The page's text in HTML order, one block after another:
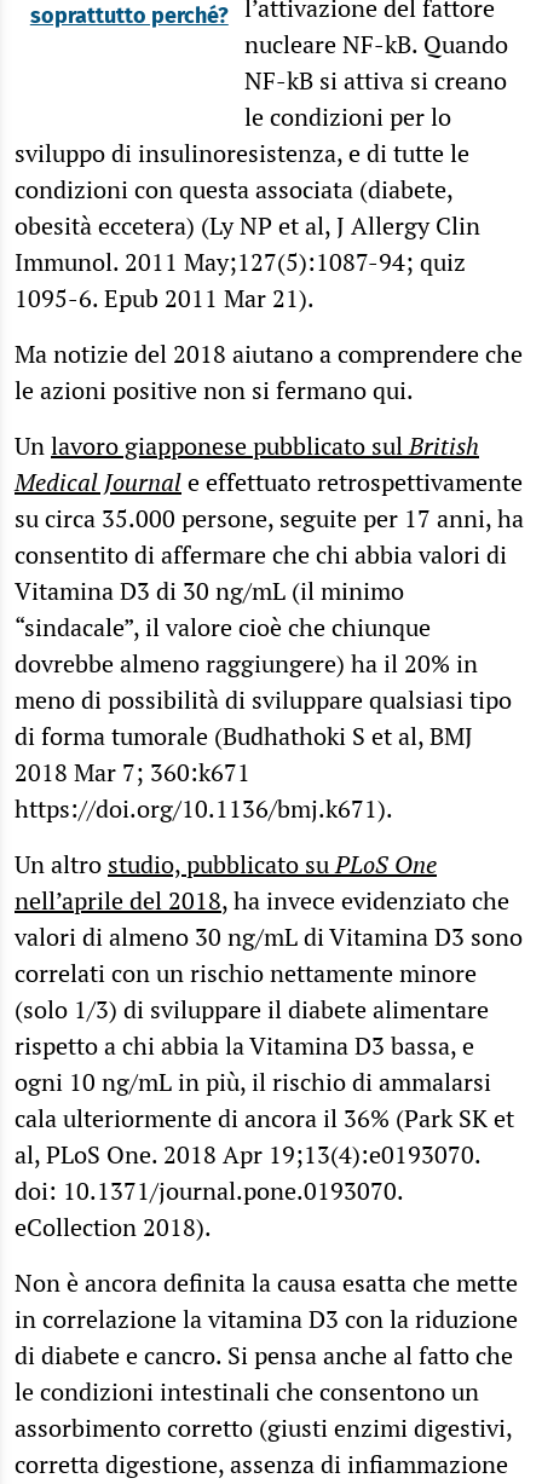
soprattutto perché?
l’attivazione del fattore
nucleare NF-kB. Quando
NF-kB si attiva si creano
le condizioni per lo
sviluppo di insulinoresistenza, e di tutte le
condizioni con questa associata (diabete,
obesità eccetera) (Ly NP et al, J Allergy Clin
Immunol. 2011 May;127(5):1087-94; quiz
1095-6. Epub 2011 Mar 21).
Ma notizie del 2018 aiutano a comprendere che
le azioni positive non si fermano qui.
Unlavoro giapponese pubblicato sulBritish
Medical Journale effettuato retrospettivamente
su circa 35.000 persone, seguite per 17 anni, ha
consentito di affermare che chi abbia valori di
Vitamina D3 di 30 ng/mL (il minimo
“sindacale”, il valore cioè che chiunque
dovrebbe almeno raggiungere) ha il 20% in
meno di possibilità di sviluppare qualsiasi tipo
di forma tumorale (Budhathoki S et al, BMJ
2018 Mar 7; 360:k671
https://doi.org/10.1136/bmj.k671).
Un altro studio, pubblicato suPLoS One
nell’aprile del 2018, ha invece evidenziato che
valori di almeno 30 ng/mL di Vitamina D3 sono
correlati con un rischio nettamente minore
(solo 1/3) di sviluppare il diabete alimentare
rispetto a chi abbia la Vitamina D3 bassa, e
ogni 10 ng/mL in più, il rischio di ammalarsi
cala ulteriormente di ancora il 36% (Park SK et
al, PLoS One. 2018 Apr 19;13(4):e0193070.
doi: 10.1371/journal.pone.0193070.
eCollection 2018).
Non è ancora definita la causa esatta che mette
in correlazione la vitamina D3 con la riduzione
di diabete e cancro. Si pensa anche al fatto che
le condizioni intestinali che consentono un
assorbimento corretto (giusti enzimi digestivi,
corretta digestione, assenza di infiammazione